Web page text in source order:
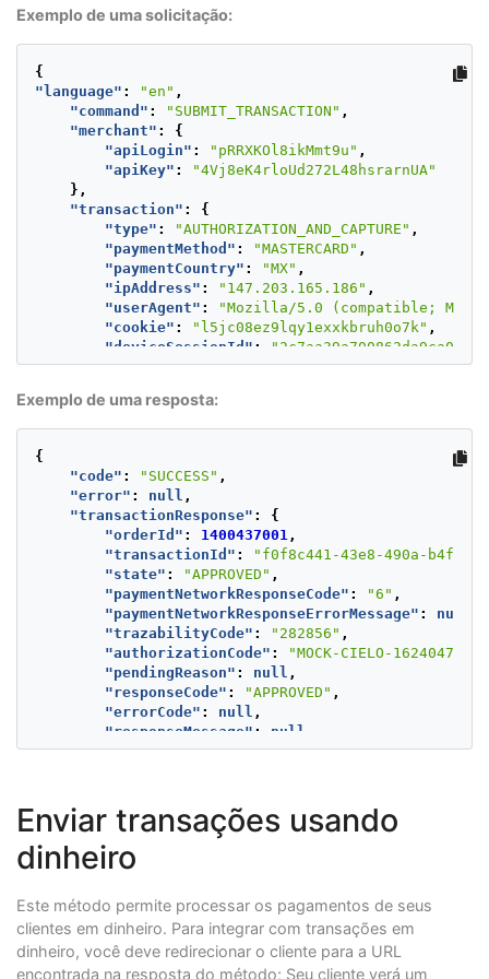
Exemplo de uma solicitação:
{
"language" : "en" ,
"command" : "SUBMIT_TRANSACTION" ,
"merchant" :
{
"apiLogin" : "pRRXKOl8ikMmt9u" ,
"apiKey" :
"4Vj8eK4rloUd272L48hsrarnUA"
},
"transaction" :
{
"type" : "AUTHORIZATION_AND_CAPTURE" ,
"paymentMethod" : "MASTERCARD" ,
"paymentCountry" : "MX" ,
"ipAddress" : "147.203.165.186" ,
"userAgent" :
"Mozilla/5.0 (compatible;
"cookie" : "l5jc08ez9lqy1exxkbruh0o7k" ,
"deviceSessionId" :
"req3DSAuthentication": "true",
"language"
"signature":
"referenceCode"
"notifyUrl"
"buyer":
{
"merchantBuyerId"
"fullName"
: "John Doea"
"emailAddress"
"dniType": "CURP",
"dniNumber": "LOGM900412MDFRPR08"
"shippingAddress":
{
"country"
"MX" ,
"state" : "CDMX"
"city": "Ciudad de Mexico"
"postalCode"
},
"shippingAddress"
"Ciudad de Mexico"
"postalCode": "06700"
"street1": "Av. Alvaro Obregonn 123"
"street2" : "Depto. 4, Col. Roma
Exemplo de uma resposta:
{
"code" : "SUCCESS" ,
"error" : null ,
"transactionResponse" :
{
"orderId" : 1400437001 ,
"transactionId" :
"f0f8c441-43e8-490a-b4f2-
"state" : "APPROVED" ,
"paymentNetworkResponseCode" : "6" ,
"paymentNetworkResponseErrorMessage" : null
"trazabilityCode" : "282856" ,
"authorizationCode" :
"MOCK-CIELO-
"pendingReason" : null ,
"responseCode" : "APPROVED" ,
"errorCode" : null ,
"responseMessage" : null
"transactionDate": null,
"referenceQuestionnaire"
,
"extraParameters": {
"additionalInfo":
null
}
}
Enviar transações usando
dinheiro
Este método permite processar os pagamentos de seus
clientes em dinheiro. Para integrar com transações em
dinheiro, você deve redirecionar o cliente para a URL
encontrada na resposta do método; Seu cliente verá um